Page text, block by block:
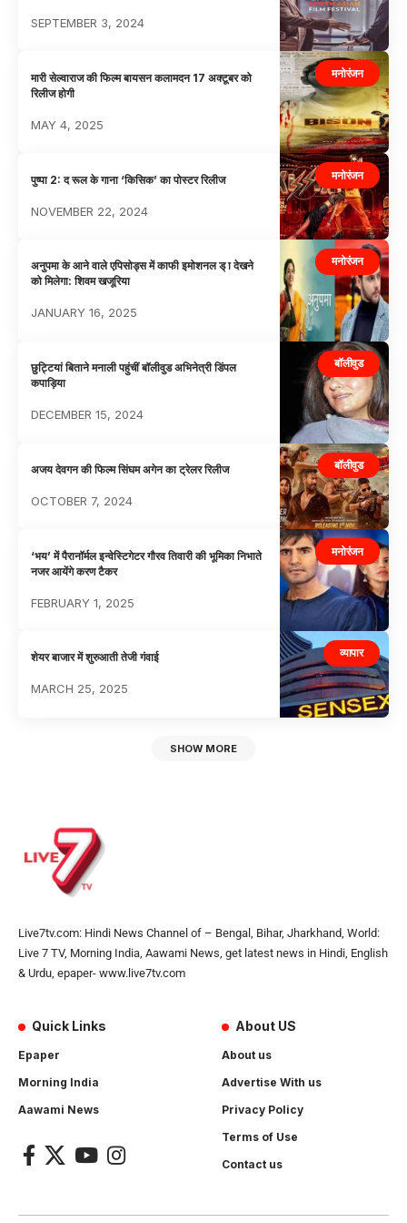
SEPTEMBER 3, 2024
मनोरंजन
मारी सेल्वाराज की फिल्म बायसन कलामदन 17 अक्टूबर को
रिलीज होगी
MAY 4, 2025
मनोरंजन
पुष्पा 2: द रूल के गाना ‘किसिक’ का पोस्टर रिलीज
NOVEMBER 22, 2024
मनोरंजन
अनुपमा के आने वाले एपिसोड्स में काफी इमोशनल ड् ा देखने
को मिलेगा: शिवम खजूरिया
JANUARY 16, 2025
बॉलीवुड
छुट्टियां बिताने मनाली पहुंचीं बॉलीवुड अभिनेत्री डिंपल
कपाड़िया
DECEMBER 15, 2024
बॉलीवुड
अजय देवगन की फिल्म सिंघम अगेन का ट्रेलर रिलीज
OCTOBER 7, 2024
मनोरंजन
‘भय’ में पैरानॉर्मल इन्वेस्टिगेटर गौरव तिवारी की भूमिका निभाते
नजर आयेंगे करण टैकर
FEBRUARY 1, 2025
व्यापार
शेयर बाजार में शुरुआती तेजी गंवाई
MARCH 25, 2025
SHOW MORE
Live7tv.com: Hindi News Channel of – Bengal, Bihar, Jharkhand, World:
Live 7 TV, Morning India, Aawami News, get latest news in Hindi, English
& Urdu, epaper- www.live7tv.com
Quick Links
Epaper
Morning India
Aawami News
About US
About us
Advertise With us
Privacy Policy
Terms of Use
Contact us